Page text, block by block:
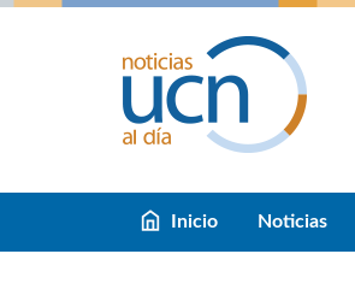
Inicio Noticias